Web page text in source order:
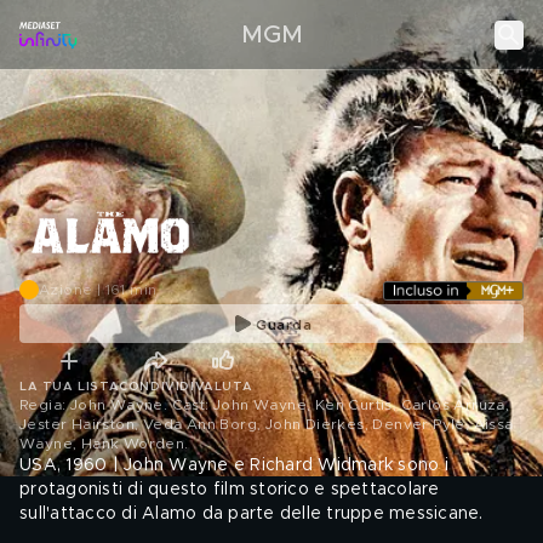
MGM
Azione | 161 min
Guarda
LA TUA LISTACONDIVIDIVALUTA
Regia: John Wayne. Cast: John Wayne, Ken Curtis, Carlos Arruza,
Jester Hairston, Veda Ann Borg, John Dierkes, Denver Pyle, Aissa
Wayne, Hank Worden
USA, 1960 | John Wayne e Richard Widmark sono i
protagonisti di questo film storico e spettacolare
sull'attacco di Alamo da parte delle truppe messicane.